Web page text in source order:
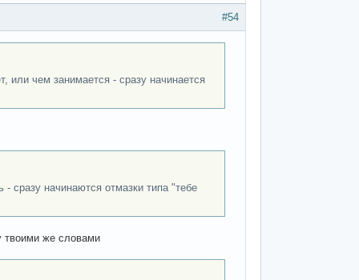
#54
или чем занимается - сразу начинается
сразу начинаются отмазки типа "тебе
твоими же словами